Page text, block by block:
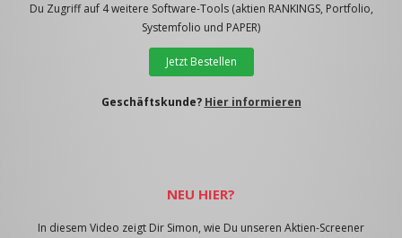
Du Zugriff auf 4 weitere Software-Tools (aktien RANKINGS, Portfolio,
Systemfolio und PAPER)
Jetzt Bestellen
Geschäftskunde? Hier informieren
NEU HIER?
In diesem Video zeigt Dir Simon, wie Du unseren Aktien-Screener